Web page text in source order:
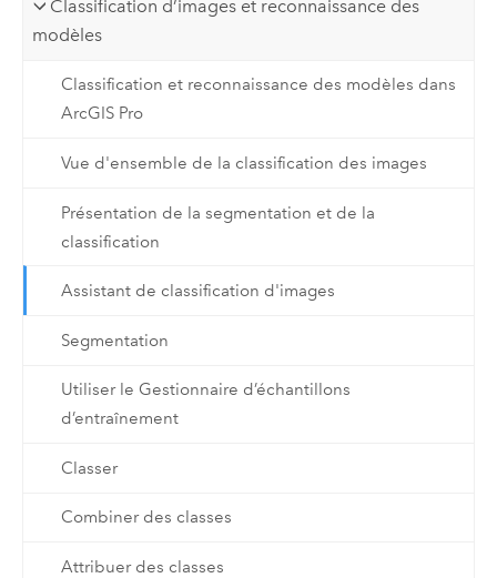
Classification d’images et reconnaissance des
modèles
Classification et reconnaissance des modèles dans
ArcGIS Pro
Vue d'ensemble de la classification des images
Présentation de la segmentation et de la
classification
Assistant de classification d'images
Segmentation
Utiliser le Gestionnaire d’échantillons
d’entraînement
Classer
Combiner des classes
Attribuer des classes